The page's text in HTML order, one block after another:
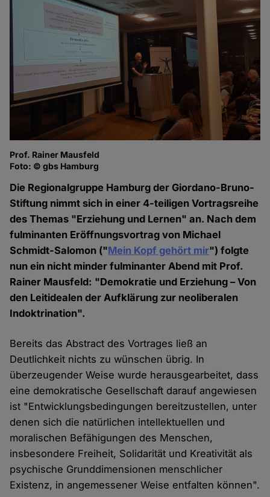
Prof. Rainer Mausfeld
Foto: © gbs Hamburg
Die Regionalgruppe Hamburg der Giordano-Bruno-
Stiftung nimmt sich in einer 4-teiligen Vortragsreihe
des Themas "Erziehung und Lernen" an. Nach dem
fulminanten Eröffnungsvortrag von Michael
Schmidt-Salomon ("Mein Kopf gehört mir") folgte
nun ein nicht minder fulminanter Abend mit Prof.
Rainer Mausfeld: "Demokratie und Erziehung – Von
den Leitidealen der Aufklärung zur neoliberalen
Indoktrination".
Bereits das Abstract des Vortrages ließ an
Deutlichkeit nichts zu wünschen übrig. In
überzeugender Weise wurde herausgearbeitet, dass
eine demokratische Gesellschaft darauf angewiesen
ist "Entwicklungsbedingungen bereitzustellen, unter
denen sich die natürlichen intellektuellen und
moralischen Befähigungen des Menschen,
insbesondere Freiheit, Solidarität und Kreativität als
psychische Grunddimensionen menschlicher
Existenz, in angemessener Weise entfalten können".